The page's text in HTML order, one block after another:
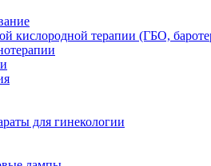
кислородной терапии (ГБО,
для гинекологии